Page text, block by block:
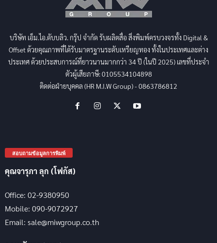
บริษัท เอ็ม.ไอ.ดับบลิว. กรุ๊ป จำกัด รับผลิตสื่อ สิ่งพิมพ์ครบวงจรทั้ง Digital &
Offset ด้วยคุณภาพที่ได้รับมาตรฐานระดับเหรียญทอง ทั้งในประเทศและต่าง
ประเทศ ด้วยประสบการณ์ที่ยาวนานมากกว่า 34 ปี (ในปี 2025) เลขที่ประจำ
ตัวผู้เสียภาษี: 0105534104898
ติดต่อฝ่ายบุคคล (HR M.I.W Group) - 0863786812
สอบถามข้อมูลการพิมพ์
คุณจารุภา ลุก (โฟกัส)
Office: 02-9380950
Mobile: 090-9072927
Email: sale@miwgroup.co.th